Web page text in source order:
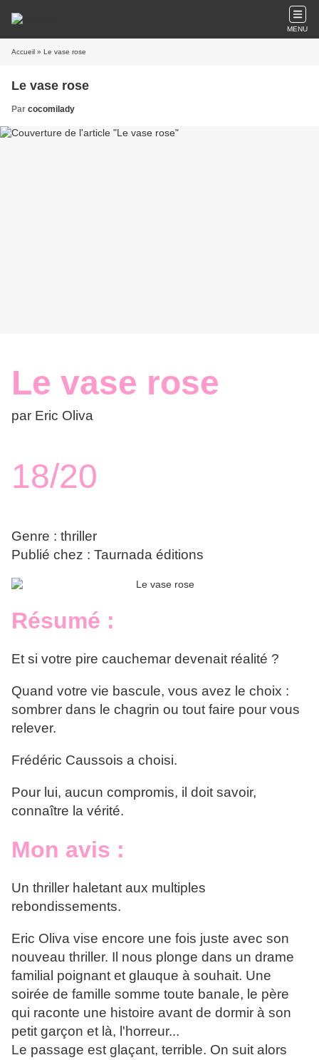
MENU
Accueil » Le vase rose
Le vase rose
Par cocomilady
Le vase rose
par Eric Oliva
18/20
Genre : thriller
Publié chez : Taurnada éditions
Résumé :
Et si votre pire cauchemar devenait réalité ?
Quand votre vie bascule, vous avez le choix :
sombrer dans le chagrin ou tout faire pour vous
relever.
Frédéric Caussois a choisi.
Pour lui, aucun compromis, il doit savoir,
connaître la vérité.
Mon avis :
Un thriller haletant aux multiples
rebondissements.
Eric Oliva vise encore une fois juste avec son
nouveau thriller. Il nous plonge dans un drame
familial poignant et glauque à souhait. Une
soirée de famille somme toute banale, le père
qui raconte une histoire avant de dormir à son
petit garçon et là, l'horreur...
Le passage est glaçant, terrible. On suit alors